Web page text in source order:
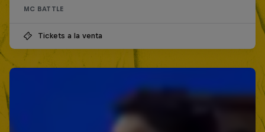
MC BATTLE
Tickets a la venta